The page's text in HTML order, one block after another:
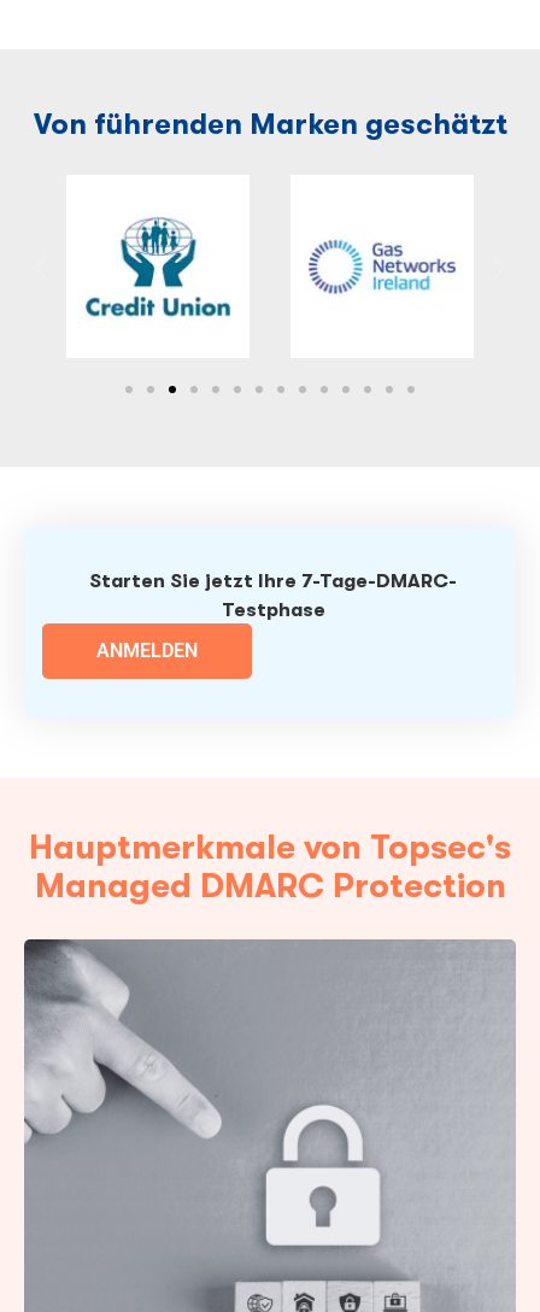
Von führenden Marken geschätzt
Starten Sie jetzt Ihre 7-Tage-DMARC-
Testphase
ANMELDEN
Hauptmerkmale von Topsec's
Managed DMARC Protection